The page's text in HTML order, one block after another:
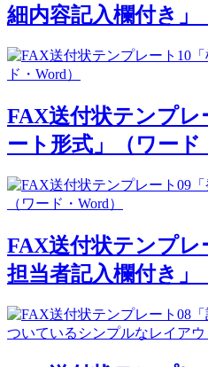
細内容記入欄付き」
FAX送付状テンプレ
ート形式」（ワード
FAX送付状テンプレ
担当者記入欄付き」